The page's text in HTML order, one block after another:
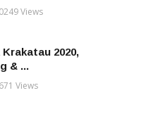
Views
2020,
& ...
Views